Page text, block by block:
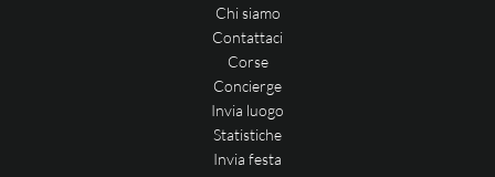
Chi siamo
Contattaci
Corse
Concierge
Invia luogo
Statistiche
Invia festa